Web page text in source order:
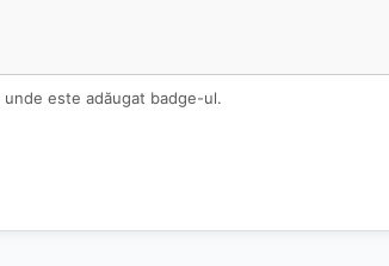
este adăugat badge-ul.